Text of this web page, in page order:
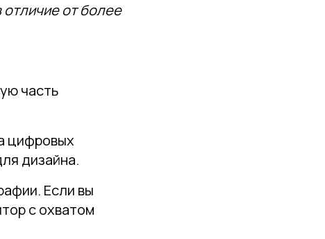
от более
часть
цифровых
дизайна.
Если вы
с охватом